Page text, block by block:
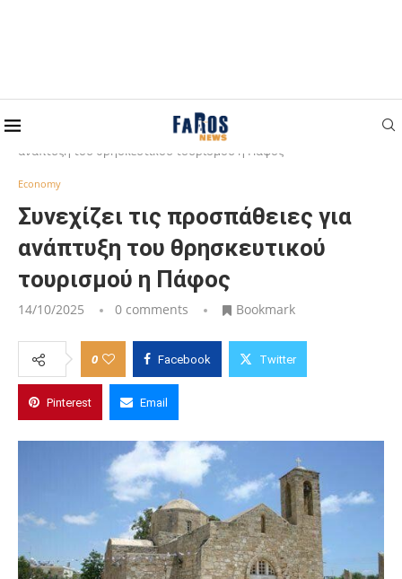
Home
Συνεχίζει τις προσπάθειες για
ανάπτυξη του θρησκευτικού τουρισμού η Πάφος
Economy
Συνεχίζει τις προσπάθειες για
ανάπτυξη του θρησκευτικού
τουρισμού η Πάφος
14/10/2025 0 comments Bookmark
0 Facebook Twitter
Pinterest Email